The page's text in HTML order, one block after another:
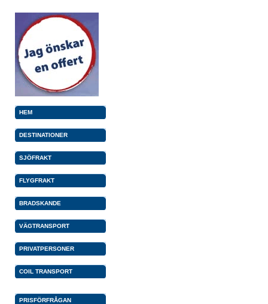
HEM
DESTINATIONER
SJÖFRAKT
FLYGFRAKT
BRADSKANDE
VÄGTRANSPORT
PRIVATPERSONER
COIL TRANSPORT
PRISFÖRFRÅGAN